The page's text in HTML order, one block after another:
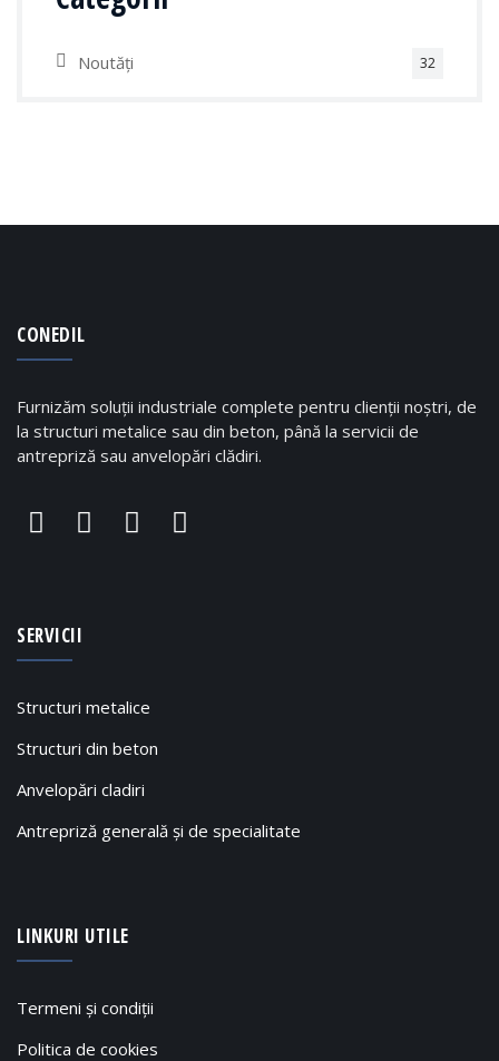
Noutăți 32
CONEDIL
Furnizăm soluții industriale complete pentru clienții noștri, de
la structuri metalice sau din beton, până la servicii de
antrepriză sau anvelopări clădiri.
SERVICII
Structuri metalice
Structuri din beton
Anvelopări cladiri
Antrepriză generală și de specialitate
LINKURI UTILE
Termeni și condiții
Politica de cookies